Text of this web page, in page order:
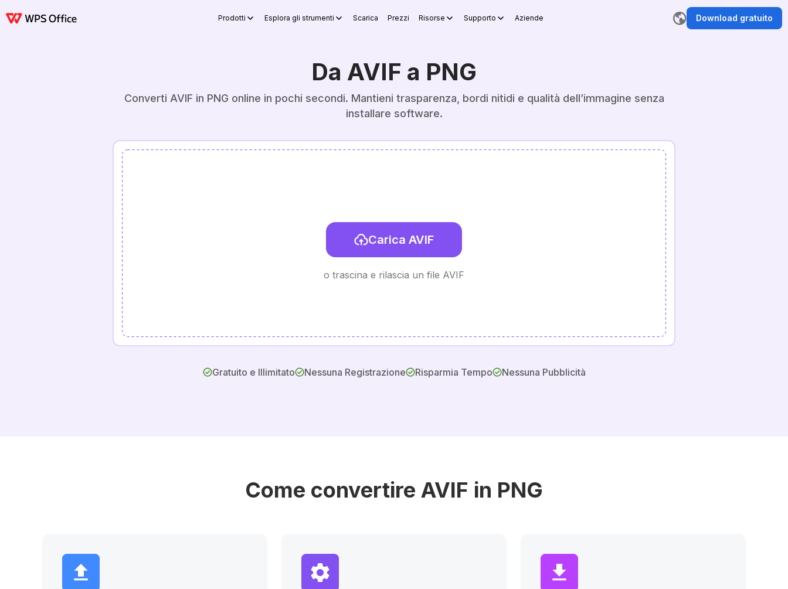
Prodotti Esplora gli strumenti Scarica Prezzi Risorse Supporto Aziende Download gratuito
Da AVIF a PNG
Converti AVIF in PNG online in pochi secondi. Mantieni trasparenza, bordi nitidi e qualità dell’immagine senza
installare software.
Carica AVIF
o trascina e rilascia un file AVIF
Gratuito e Illimitato Nessuna Registrazione Risparmia Tempo Nessuna Pubblicità
Come convertire AVIF in PNG